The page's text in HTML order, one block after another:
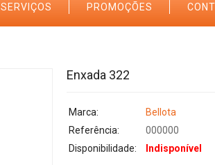
SERVIÇOS PROMOÇÕES
Enxada 322
Marca:
Bellota
Referência:
000000
Disponibilidade:
Indisponível